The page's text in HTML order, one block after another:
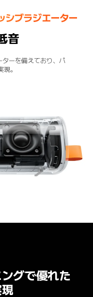
シブラジエーター
音
ーを備えており、パ
。
グで優れた